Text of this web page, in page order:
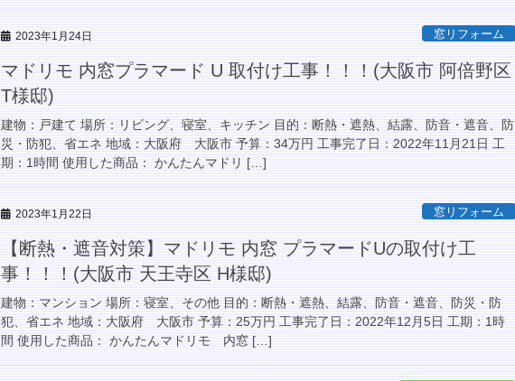
2023年1月24日 窓リフォーム
マドリモ 内窓プラマード U 取付け工事！！！(大阪市 阿倍野区
T様邸)
建物：戸建て 場所：リビング、寝室、キッチン 目的：断熱・遮熱、結露、防音・遮音、防
災・防犯、省エネ 地域：大阪府 大阪市 予算：34万円 工事完了日：2022年11月21日 工
期：1時間 使用した商品： かんたんマドリ […]
2023年1月22日 窓リフォーム
【断熱・遮音対策】マドリモ 内窓 プラマードUの取付け工
事！！！(大阪市 天王寺区 H様邸)
建物：マンション 場所：寝室、その他 目的：断熱・遮熱、結露、防音・遮音、防災・防
犯、省エネ 地域：大阪府 大阪市 予算：25万円 工事完了日：2022年12月5日 工期：1時
間 使用した商品： かんたんマドリモ 内窓 […]